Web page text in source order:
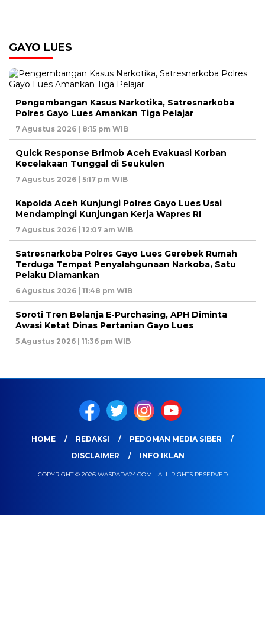
GAYO LUES
Pengembangan Kasus Narkotika, Satresnarkoba
Polres Gayo Lues Amankan Tiga Pelajar
7 Agustus 2026 | 8:15 pm WIB
Quick Response Brimob Aceh Evakuasi Korban
Kecelakaan Tunggal di Seukulen
7 Agustus 2026 | 5:17 pm WIB
Kapolda Aceh Kunjungi Polres Gayo Lues Usai
Mendampingi Kunjungan Kerja Wapres RI
7 Agustus 2026 | 12:07 am WIB
Satresnarkoba Polres Gayo Lues Gerebek Rumah
Terduga Tempat Penyalahgunaan Narkoba, Satu
Pelaku Diamankan
6 Agustus 2026 | 11:48 pm WIB
Soroti Tren Belanja E-Purchasing, APH Diminta
Awasi Ketat Dinas Pertanian Gayo Lues
5 Agustus 2026 | 11:36 pm WIB
HOME REDAKSI
PEDOMAN MEDIA SIBER
DISCLAIMER
INFO IKLAN
COPYRIGHT © 2026 WASPADA24.COM - ALL RIGHTS RESERVED